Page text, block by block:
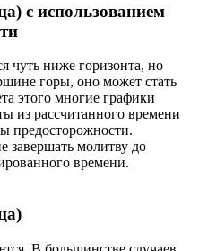
с использованием
чуть ниже горизонта, но
горы, оно может стать
этого многие графики
из рассчитанного времени
предосторожности.
завершать молитву до
времени.